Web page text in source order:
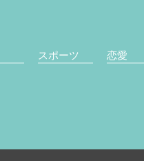
スポーツ 恋愛